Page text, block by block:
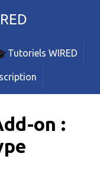
Tutoriels WIRED
on :